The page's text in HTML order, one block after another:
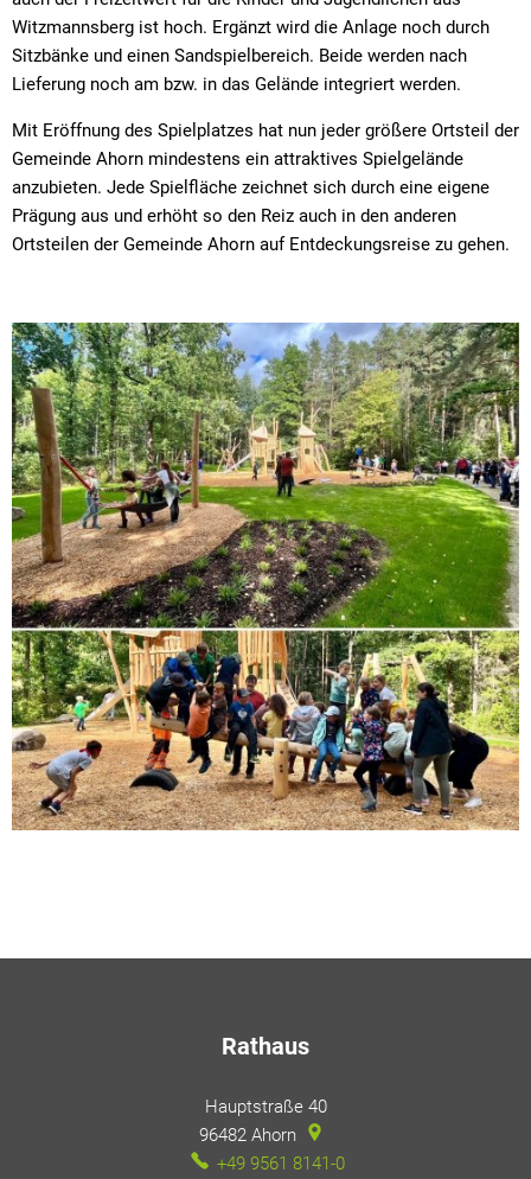
Witzmannsberg ist hoch. Ergänzt wird die Anlage noch durch
Sitzbänke und einen Sandspielbereich. Beide werden nach
Lieferung noch am bzw. in das Gelände integriert werden.
Mit Eröffnung des Spielplatzes hat nun jeder größere Ortsteil der
Gemeinde Ahorn mindestens ein attraktives Spielgelände
anzubieten. Jede Spielfläche zeichnet sich durch eine eigene
Prägung aus und erhöht so den Reiz auch in den anderen
Ortsteilen der Gemeinde Ahorn auf Entdeckungsreise zu gehen.
Rathaus
Hauptstraße 40
96482 Ahorn
+49 9561 8141-0